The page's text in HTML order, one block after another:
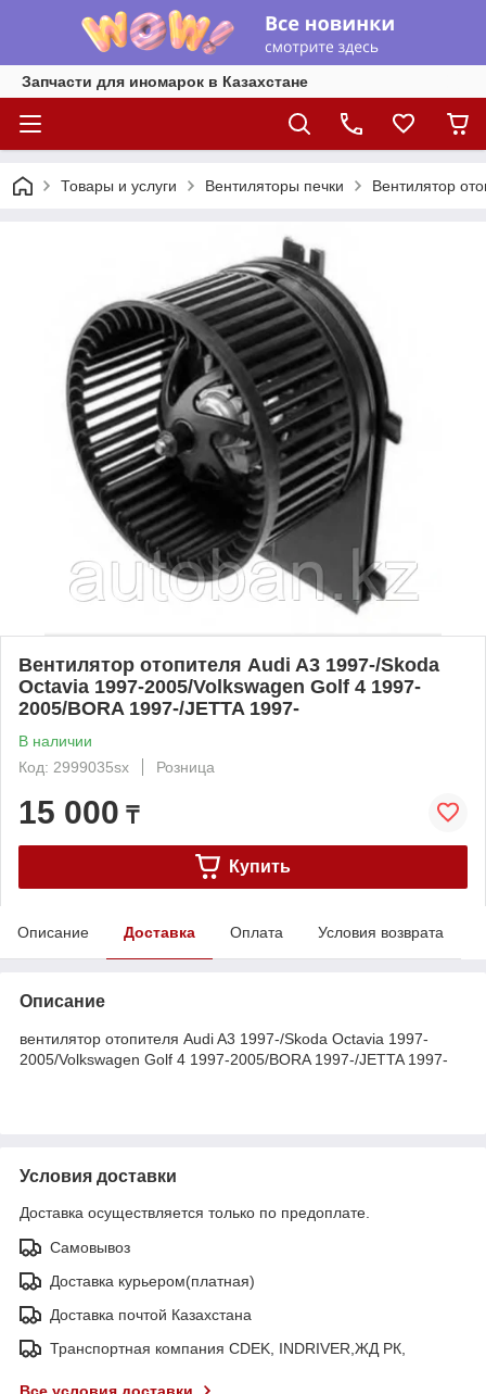
Запчасти для иномарок в Казахстане
Товары и услуги Вентиляторы печки Вентилятор
Вентилятор отопителя Audi A3 1997-/Skoda
Octavia 1997-2005/Volkswagen Golf 4 1997-
2005/BORA 1997-/JETTA 1997-
В наличии
Код: 2999035sx
Розница
15 000 ₸
Купить
Описание Доставка Оплата Условия возврата
Описание
вентилятор отопителя Audi A3 1997-/Skoda Octavia 1997-
2005/Volkswagen Golf 4 1997-2005/BORA 1997-/JETTA 1997-
Условия доставки
Доставка осуществляется только по предоплате.
Самовывоз
Доставка курьером(платная)
Доставка почтой Казахстана
Транспортная компания CDEK, INDRIVER,ЖД РК,
Все условия доставки